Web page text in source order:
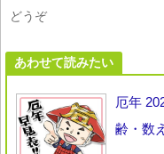
どうぞ
あわせて読みたい
厄年
齢・数